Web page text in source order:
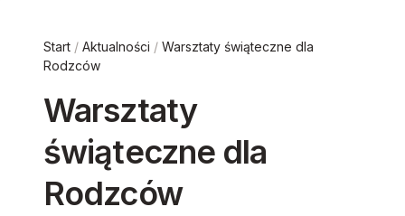
Start / Aktualności / Warsztaty świąteczne dla
Rodzców
Warsztaty
świąteczne dla
Rodzców